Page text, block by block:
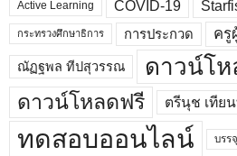
Active Learning COVID-19
กระทรวงศึกษาธิการ การประกวด ครู
ณัฏฐพล ทีปสุวรรณ ดาวน์โห
ดาวน์โหลดฟรี ตรีนุช เทีย
ทดสอบออนไลน์ บรร